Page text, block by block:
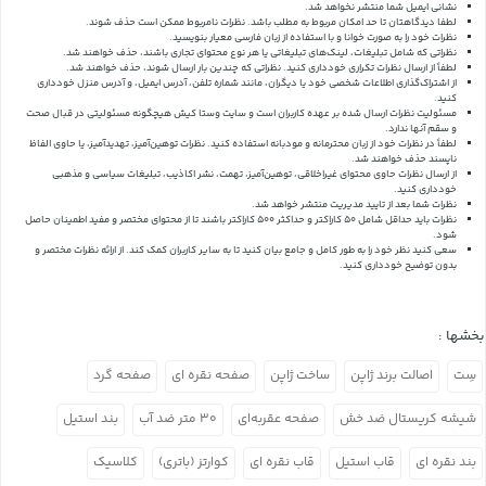
نشانی ایمیل شما منتشر نخواهد شد.
لطفا دیدگاهتان تا حد امکان مربوط به مطلب باشد. نظرات نامربوط ممکن است حذف شوند.
نظرات خود را به صورت خوانا و با استفاده از زبان فارسی معیار بنویسید.
نظراتی که شامل تبلیغات، لینک‌های تبلیغاتی یا هر نوع محتوای تجاری باشند، حذف خواهند شد.
لطفاً از ارسال نظرات تکراری خودداری کنید. نظراتی که چندین بار ارسال شوند، حذف خواهند شد.
از اشتراک‌گذاری اطلاعات شخصی خود یا دیگران، مانند شماره تلفن، آدرس ایمیل، و آدرس منزل خودداری
کنید.
مسئولیت نظرات ارسال شده بر عهده کاربران است و سایت وستا کیش هیچگونه مسئولیتی در قبال صحت
و سقم آنها ندارد.
لطفاً در نظرات خود از زبان محترمانه و مودبانه استفاده کنید. نظرات توهین‌آمیز، تهدیدآمیز، یا حاوی الفاظ
ناپسند حذف خواهند شد.
از ارسال نظرات حاوی محتوای غیراخلاقی، توهین‌آمیز، تهمت، نشر اکاذیب، تبلیغات سیاسی و مذهبی
خودداری کنید.
نظرات شما بعد از تایید مدیریت منتشر خواهد شد.
نظرات باید حداقل شامل 50 کاراکتر و حداکثر 500 کاراکتر باشند تا از محتوای مختصر و مفید اطمینان حاصل
شود.
سعی کنید نظر خود را به طور کامل و جامع بیان کنید تا به سایر کاربران کمک کند.از ارائه نظرات مختصر و
بدون توضیح خودداری کنید.
بخشها :
سِت اصالت برند ژاپن ساخت ژاپن صفحه نقره ای صفحه گرد
شیشه کریستال ضد خش صفحه عقربه‌ای ۳۰ متر ضد آب بند استیل
بند نقره ای قاب استیل قاب نقره ای کوارتز (باتری) کلاسیک